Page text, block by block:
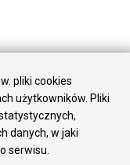
pliki cookies
użytkowników. Pliki
danych, w jaki
serwisu.